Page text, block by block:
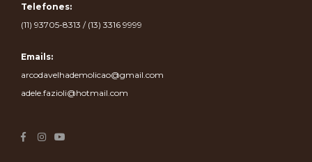
Telefones:
(11) 93705-8313 / (13) 3316 9999
Emails:
arcodavelhademolicao@gmail.com
adele.fazioli@hotmail.com